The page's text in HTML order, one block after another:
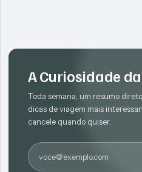
A Curiosidade
Toda semana, um resumo
dicas de viagem mais
cancele quando quiser.
E-mail